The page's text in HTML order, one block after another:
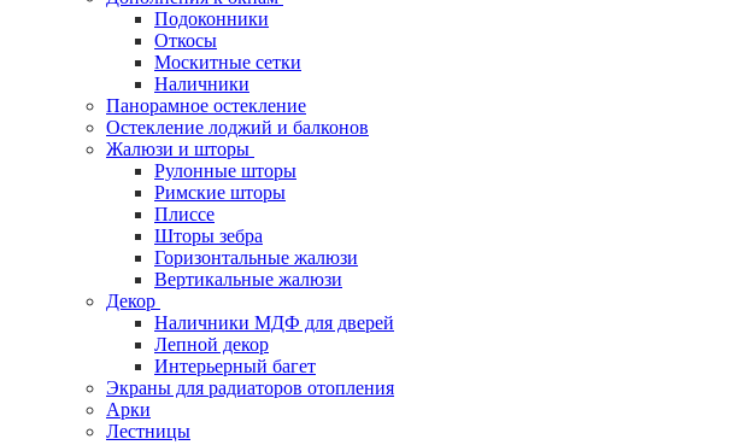
Подоконники
Откосы
Москитные сетки
Наличники
Панорамное остекление
Остекление лоджий и балконов
Жалюзи и шторы
Рулонные шторы
Римские шторы
Плиссе
Шторы зебра
Горизонтальные жалюзи
Вертикальные жалюзи
Декор
Наличники МДФ для дверей
Лепной декор
Интерьерный багет
Экраны для радиаторов отопления
Арки
Лестницы